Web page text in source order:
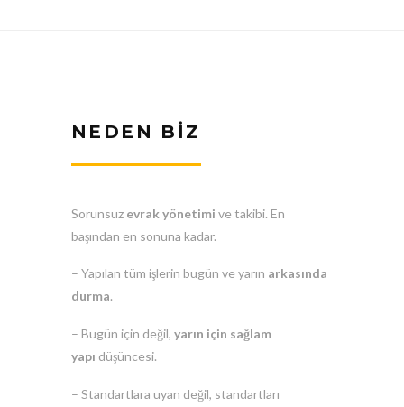
NEDEN BİZ
Sorunsuz evrak yönetimi ve takibi. En
başından en sonuna kadar.
– Yapılan tüm işlerin bugün ve yarın arkasında
durma.
– Bugün için değil, yarın için sağlam
yapı düşüncesi.
– Standartlara uyan değil, standartları